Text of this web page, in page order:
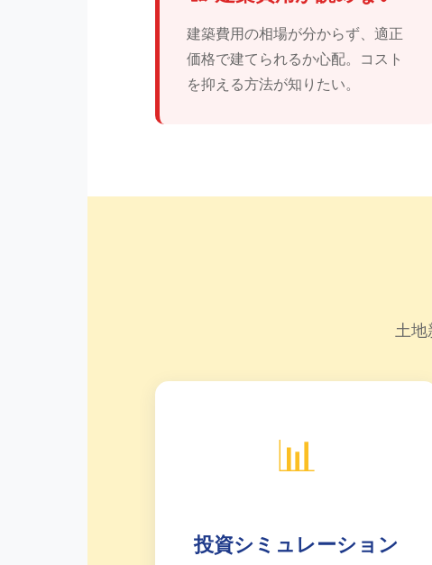
建築費用の相場が分からず、適正
価格で建てられるか心配。コスト
を抑える方法が知りたい。
土
📊
投資シミュレーション